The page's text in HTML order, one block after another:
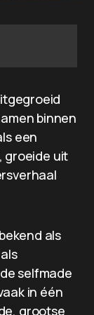
binnen
een
groeide uit
als
selfmade
in één
grootse